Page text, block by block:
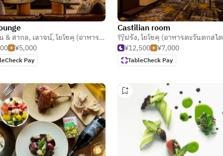
ย
& สากล, เลาจน์, โยโชคุ (อาหารตะวันตกสไตล์ญี่ปุ่น)
¥5,000
Pay
Castilian room
ฝรั่ง, โยโชคุ (อาหารตะวันตกสไตล์
¥12,500
¥7,000
TableCheck Pay